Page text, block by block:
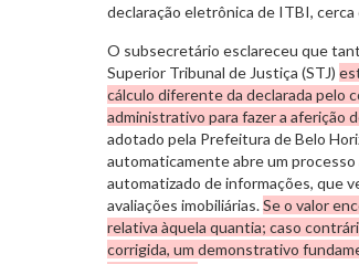
declaração eletrônica de ITBI,
O subsecretário esclareceu que
Superior Tribunal de Justiça (STJ)
cálculo diferente da declarada pelo
administrativo para fazer a aferição
adotado pela Prefeitura de Belo
automaticamente abre um
automatizado de informações, que
avaliações imobiliárias.Se o valor
relativa àquela quantia; caso
corrigida, um demonstrativo